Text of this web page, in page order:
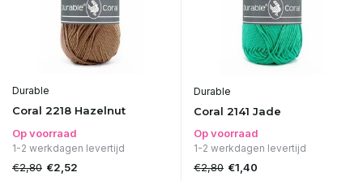
Durable
Coral 2218 Hazelnut
Op voorraad
1-2 werkdagen levertijd
€2,80 €2,52
Durable
Coral 2141 Jade
Op voorraad
1-2 werkdagen levertijd
€2,80 €1,40